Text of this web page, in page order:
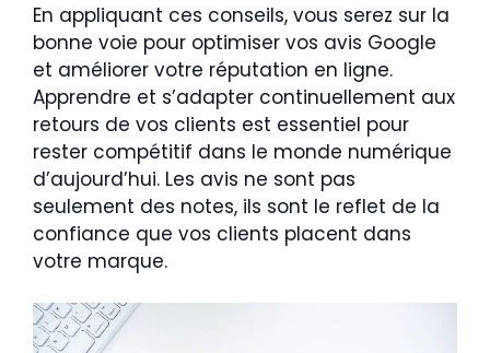
En appliquant ces conseils, vous serez sur la
bonne voie pour optimiser vos avis Google
et améliorer votre réputation en ligne.
Apprendre et s’adapter continuellement aux
retours de vos clients est essentiel pour
rester compétitif dans le monde numérique
d’aujourd’hui. Les avis ne sont pas
seulement des notes, ils sont le reflet de la
confiance que vos clients placent dans
votre marque.